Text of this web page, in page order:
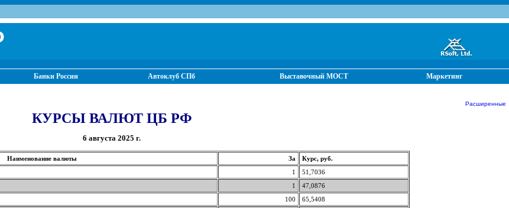
Банки России Автоклуб СПб Выставочный МОСТ Маркетинг
Расширенные
КУРСЫ ВАЛЮТ ЦБ РФ
6 августа 2025 г.
Наименование валюты За
Курс, руб.
1
51,7036
1
47,0876
100
65,5408